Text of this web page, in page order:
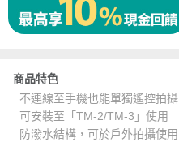
商品特色
不連線至手機也能單獨遙控拍攝
可安裝至「TM-2/TM-3」使用
防潑水結構，可於戶外拍攝使用